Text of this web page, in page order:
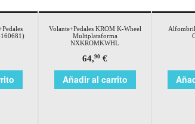
Volante+Pedales KROM K-Wheel
Multiplataforma
NXKROMKWHL
64,90 €
Añadir al carrito